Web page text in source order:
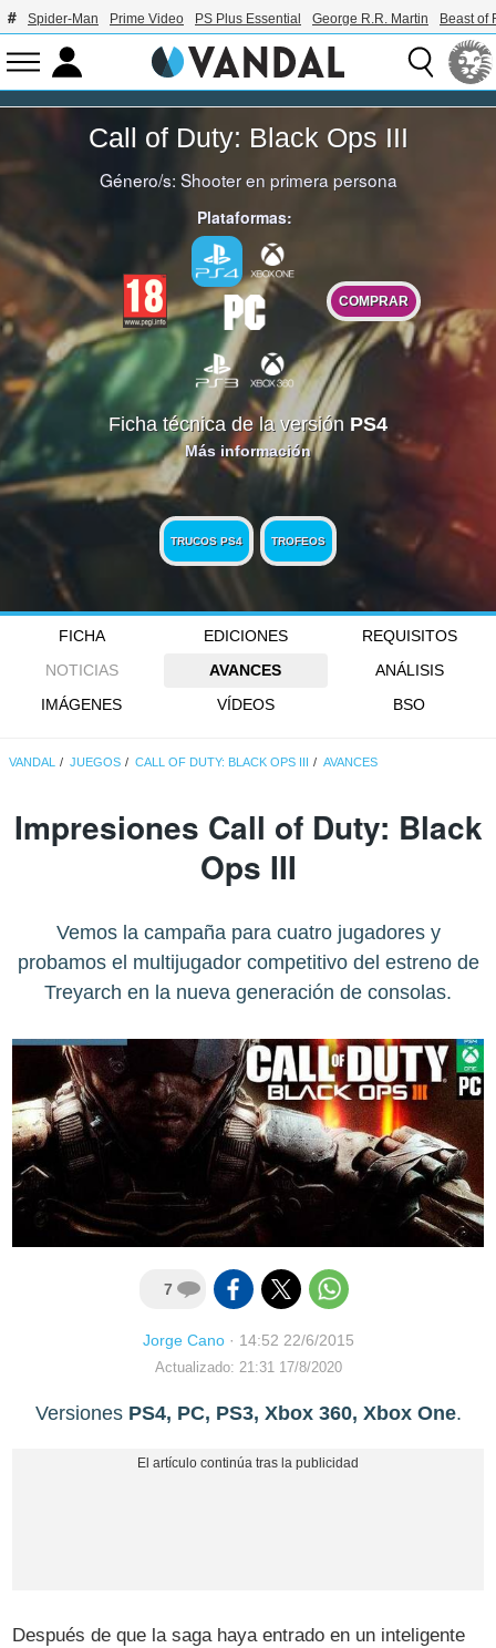
Spider-Man Prime Video PS Plus Essential George R.R. Martin Beast of
Call of Duty: Black Ops III
Género/s: Shooter en primera persona
Plataformas:
COMPRAR
Ficha técnica de la versión PS4
Más información
TRUCOS PS4 TROFEOS
FICHA EDICIONES
REQUISITOS
NOTICIAS
AVANCES
ANÁLISIS
IMÁGENES
VÍDEOS BSO
VANDAL JUEGOS CALL OF DUTY: BLACK OPS III AVANCES
Impresiones Call of Duty: Black
Ops III
Vemos la campaña para cuatro jugadores y
probamos el multijugador competitivo del estreno de
Treyarch en la nueva generación de consolas.
7
Jorge Cano· 14:52 22/6/2015
Actualizado: 21:31 17/8/2020
Versiones PS4, PC, PS3, Xbox 360, Xbox One.
Después de que la saga haya entrado en un inteligente